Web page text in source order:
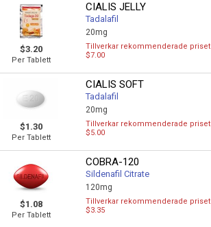
$3.20
Per Tablett
CIALIS JELLY
Tadalafil
20mg
Tillverkar rekommenderade priset
$7.00
$1.30
Per Tablett
CIALIS SOFT
Tadalafil
20mg
Tillverkar rekommenderade priset
$5.00
$1.08
Per Tablett
COBRA-120
Sildenafil Citrate
120mg
Tillverkar rekommenderade priset
$3.35